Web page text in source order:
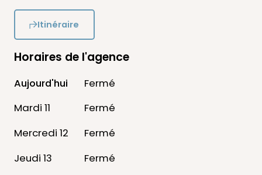
Itinéraire
Horaires de l'agence
Aujourd'hui
Fermé
Mardi 11
Fermé
Mercredi 12
Fermé
Jeudi 13
Fermé